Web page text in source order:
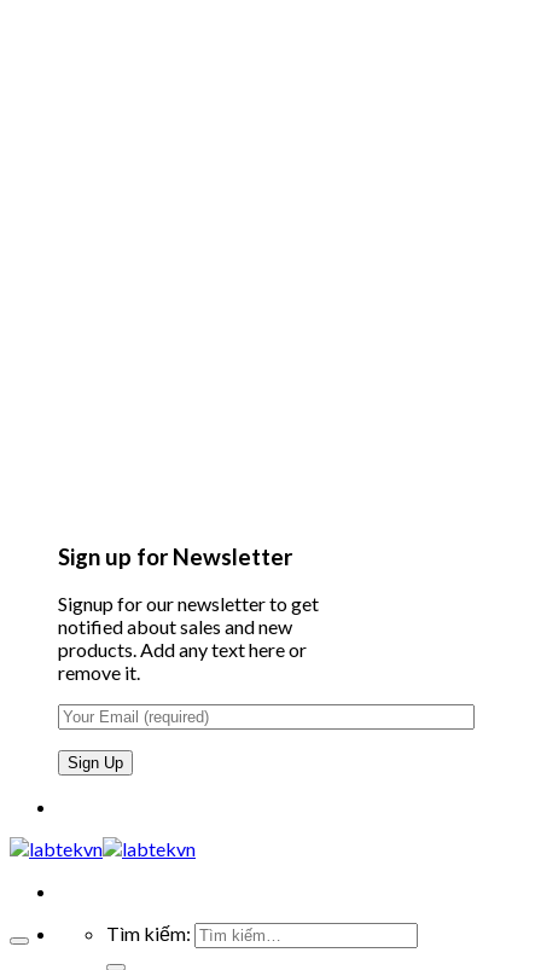
Sign up for Newsletter
Signup for our newsletter to get
notified about sales and new
products. Add any text here or
remove it.
Tìm kiếm: